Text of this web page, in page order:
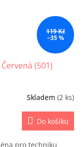
119 Kč
–35 %
(501)
Skladem (2 ks)
Do košíku
pro techniku